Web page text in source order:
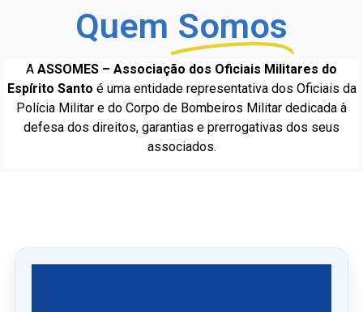
Quem Somos
A ASSOMES – Associação dos Oficiais Militares do
Espírito Santo é uma entidade representativa dos Oficiais da
Polícia Militar e do Corpo de Bombeiros Militar dedicada à
defesa dos direitos, garantias e prerrogativas dos seus
associados.